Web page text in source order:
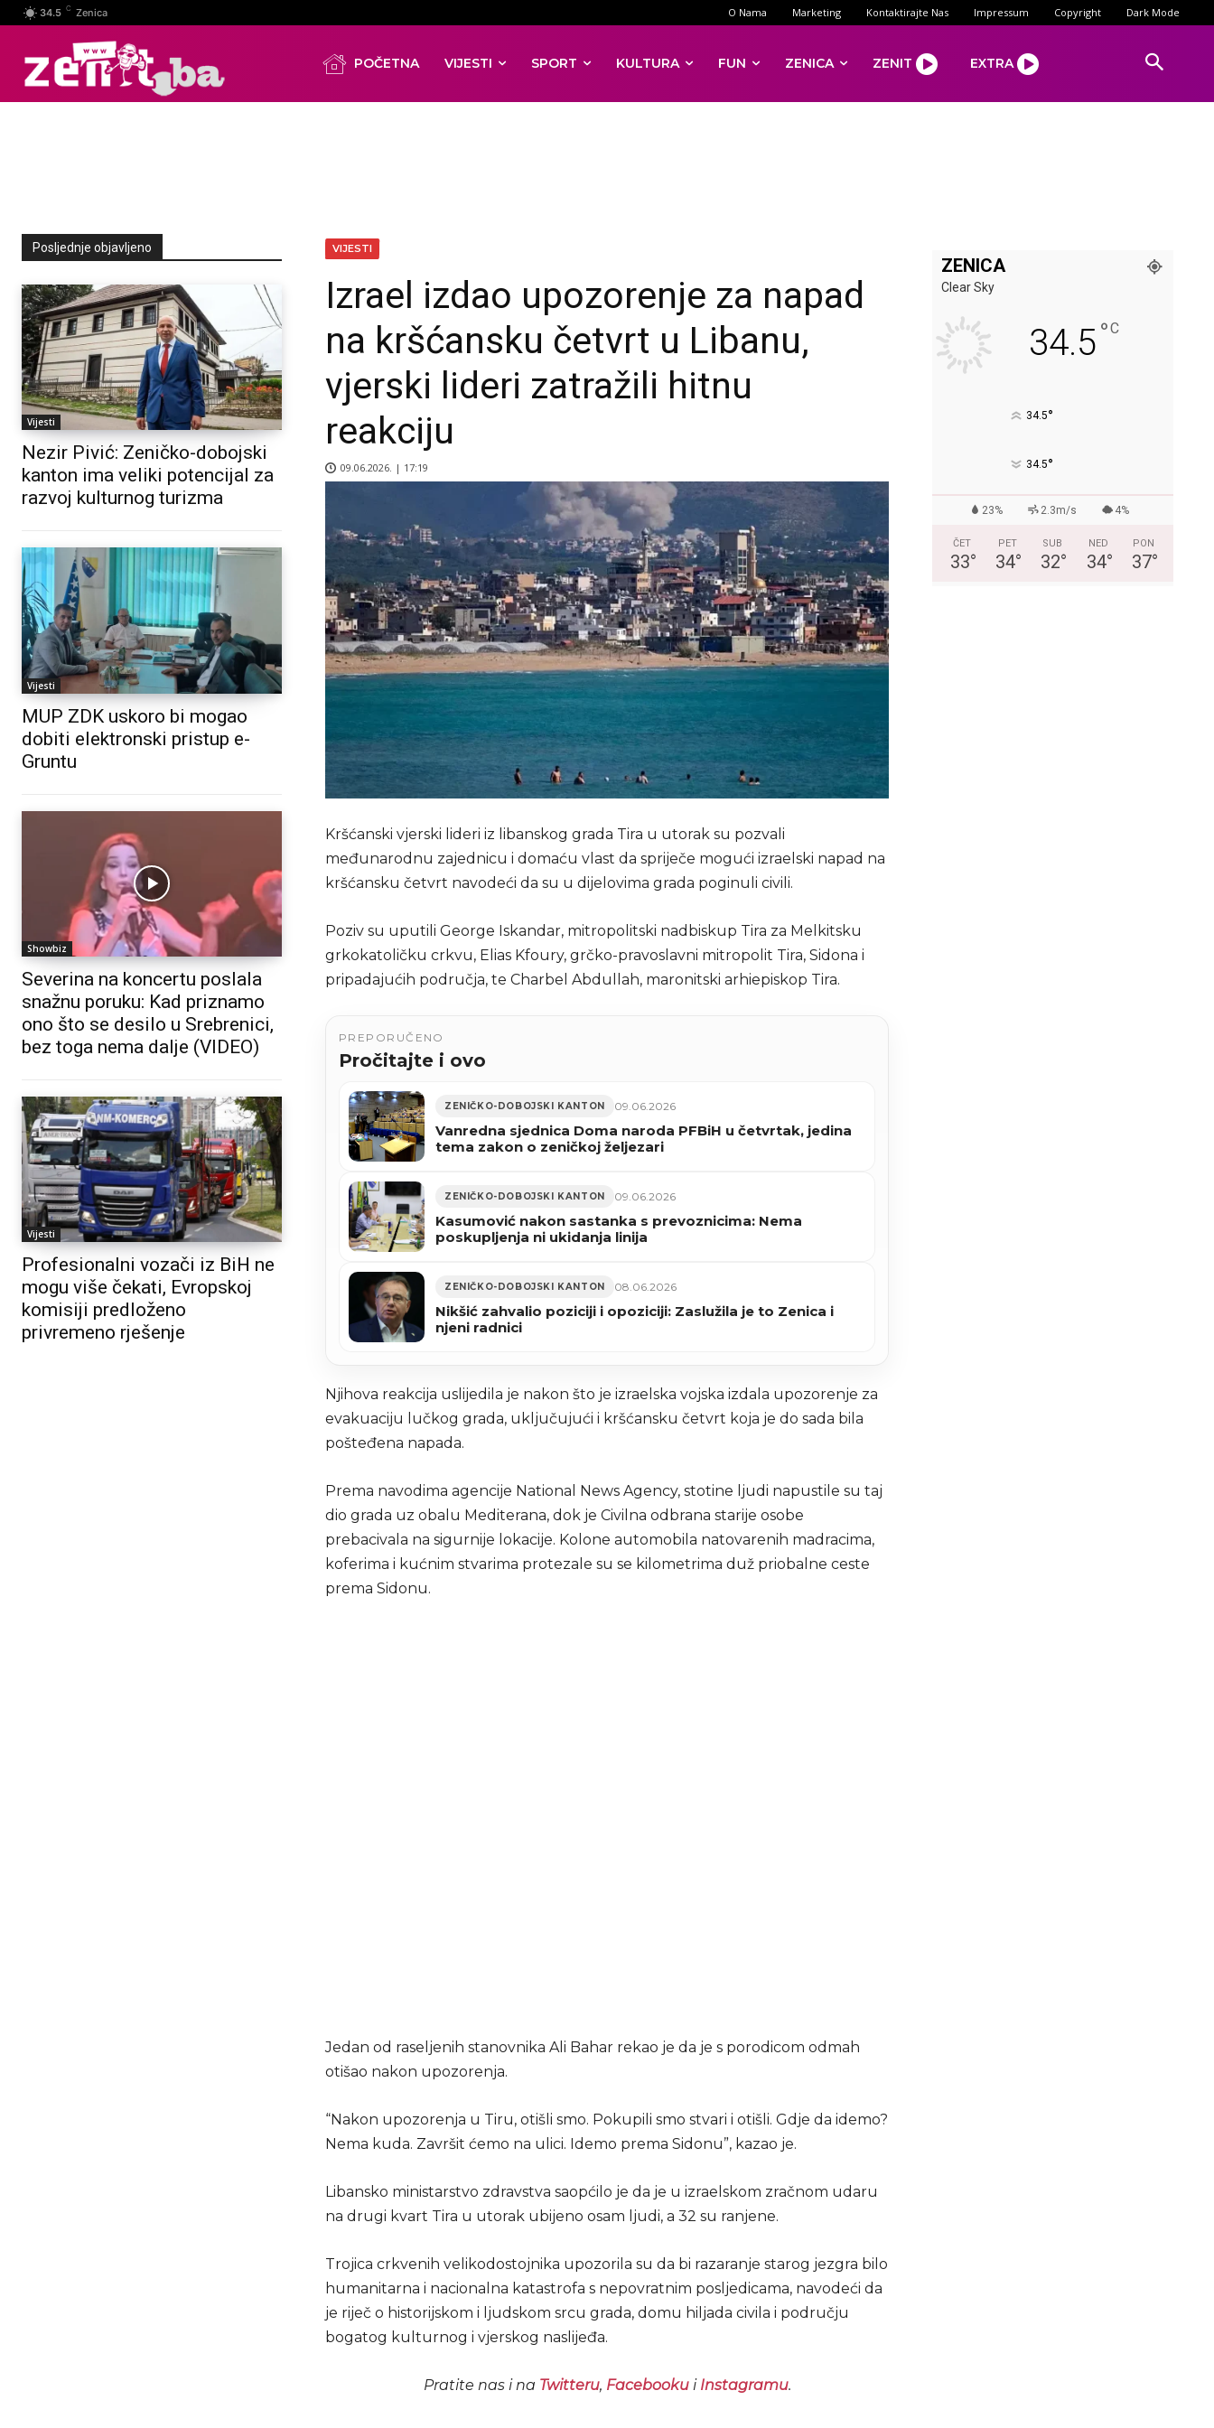
34.5 C Zenica O Nama Marketing Kontaktirajte Nas Impressum Copyright Dark Mode
POČETNA VIJESTI SPORT KULTURA FUN ZENICA ZENIT EXTRA
Posljednje objavljeno
Vijesti
Nezir Pivić: Zeničko-dobojski
kanton ima veliki potencijal za
razvoj kulturnog turizma
Vijesti
MUP ZDK uskoro bi mogao
dobiti elektronski pristup e-
Gruntu
Showbiz
Severina na koncertu poslala
snažnu poruku: Kad priznamo
ono što se desilo u Srebrenici,
bez toga nema dalje (VIDEO)
Vijesti
Profesionalni vozači iz BiH ne
mogu više čekati, Evropskoj
komisiji predloženo
privremeno rješenje
VIJESTI
Izrael izdao upozorenje za napad
na kršćansku četvrt u Libanu,
vjerski lideri zatražili hitnu
reakciju
09.06.2026. | 17:19
Kršćanski vjerski lideri iz libanskog grada Tira u utorak su pozvali
međunarodnu zajednicu i domaću vlast da spriječe mogući izraelski napad na
kršćansku četvrt navodeći da su u dijelovima grada poginuli civili.
Poziv su uputili George Iskandar, mitropolitski nadbiskup Tira za Melkitsku
grkokatoličku crkvu, Elias Kfoury, grčko-pravoslavni mitropolit Tira, Sidona i
pripadajućih područja, te Charbel Abdullah, maronitski arhiepiskop Tira.
PREPORUČENO
Pročitajte i ovo
ZENIČKO-DOBOJSKI KANTON 09.06.2026
Vanredna sjednica Doma naroda PFBiH u četvrtak, jedina
tema zakon o zeničkoj željezari
ZENIČKO-DOBOJSKI KANTON 09.06.2026
Kasumović nakon sastanka s prevoznicima: Nema
poskupljenja ni ukidanja linija
ZENIČKO-DOBOJSKI KANTON 08.06.2026
Nikšić zahvalio poziciji i opoziciji: Zaslužila je to Zenica i
njeni radnici
Njihova reakcija uslijedila je nakon što je izraelska vojska izdala upozorenje za
evakuaciju lučkog grada, uključujući i kršćansku četvrt koja je do sada bila
pošteđena napada.
Prema navodima agencije National News Agency, stotine ljudi napustile su taj
dio grada uz obalu Mediterana, dok je Civilna odbrana starije osobe
prebacivala na sigurnije lokacije. Kolone automobila natovarenih madracima,
koferima i kućnim stvarima protezale su se kilometrima duž priobalne ceste
prema Sidonu.
Jedan od raseljenih stanovnika Ali Bahar rekao je da je s porodicom odmah
otišao nakon upozorenja.
“Nakon upozorenja u Tiru, otišli smo. Pokupili smo stvari i otišli. Gdje da idemo?
Nema kuda. Završit ćemo na ulici. Idemo prema Sidonu”, kazao je.
Libansko ministarstvo zdravstva saopćilo je da je u izraelskom zračnom udaru
na drugi kvart Tira u utorak ubijeno osam ljudi, a 32 su ranjene.
Trojica crkvenih velikodostojnika upozorila su da bi razaranje starog jezgra bilo
humanitarna i nacionalna katastrofa s nepovratnim posljedicama, navodeći da
je riječ o historijskom i ljudskom srcu grada, domu hiljada civila i području
bogatog kulturnog i vjerskog naslijeđa.
Pratite nas i na Twitteru, Facebookui Instagramu.
ZENICA
Clear Sky
34.5°C
34.5°
34.5°
23% 2.3m/s 4%
ČET
33°
PET
34°
SUB
32°
NED
34°
PON
37°